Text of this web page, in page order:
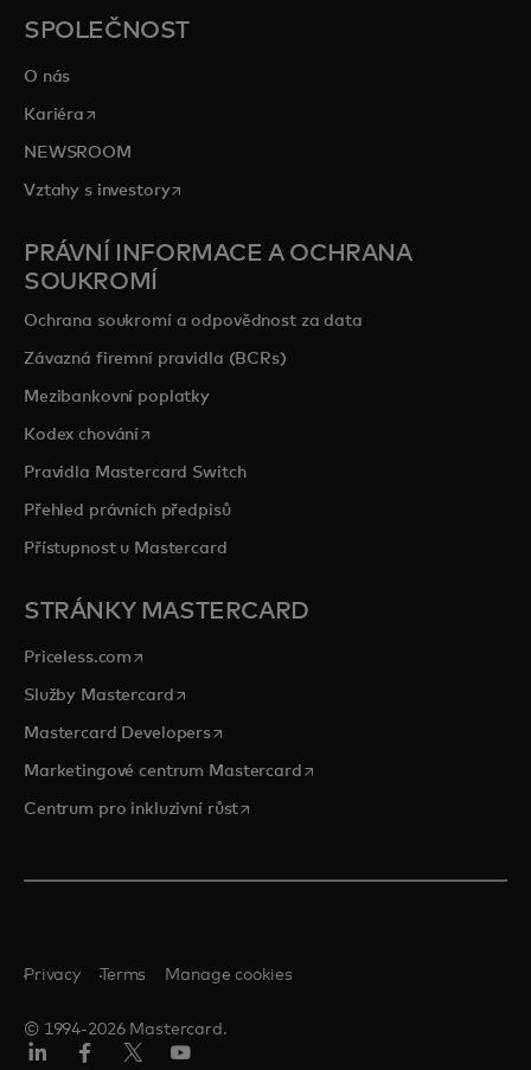
Prozkoumejte priceless.com
SPOLEČNOST
O nás
Kariéra opens in a new tab
NEWSROOM
Vztahy s investoryopens in a new tab
PRÁVNÍ INFORMACE A OCHRANA
SOUKROMÍ
Ochrana soukromí a odpovědnost za data
Závazná firemní pravidla (BCRs)
Mezibankovní poplatky
Kodex chováníopens in a new tab
Pravidla Mastercard Switch
Přehled právních předpisů
Přístupnost u Mastercard
STRÁNKY MASTERCARD
Priceless.com opens in a new tab
Služby Mastercardopens in a new tab
Mastercard Developersopens in a new tab
Marketingové centrum Mastercardopens in a new tab
Centrum pro inkluzivní růstopens in a new tab
© 1994-2026 Mastercard.
Privacy Terms Manage cookies